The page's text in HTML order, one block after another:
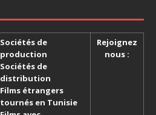
Sociétés de
production
Sociétés de
distribution
Films étrangers
tournés en Tunisie
Rejoignez
nous :